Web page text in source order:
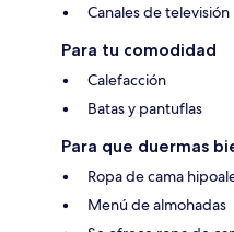
Canales de
Para tu comodidad
Calefacción
Batas y pantuflas
Para que duermas
Ropa de cama
Menú de almohadas